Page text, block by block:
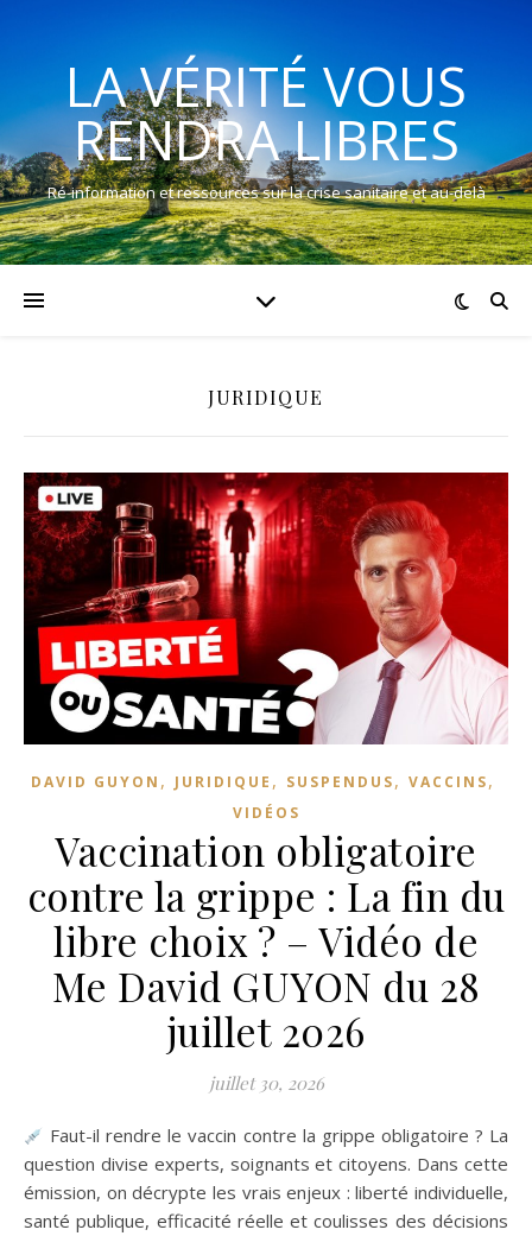
LA VÉRITÉ VOUS
RENDRA LIBRES
Ré-information et ressources sur la crise sanitaire et au-delà
JURIDIQUE
DAVID GUYON , JURIDIQUE , SUSPENDUS, VACCINS,
VIDÉOS
Vaccination obligatoire
contre la grippe : La fin du
libre choix ? – Vidéo de
Me David GUYON du 28
juillet 2026
juillet 30, 2026
Faut-il rendre le vaccin contre la grippe obligatoire ? La
question divise experts, soignants et citoyens. Dans cette
émission, on décrypte les vrais enjeux : liberté individuelle,
santé publique, efficacité réelle et coulisses des décisions